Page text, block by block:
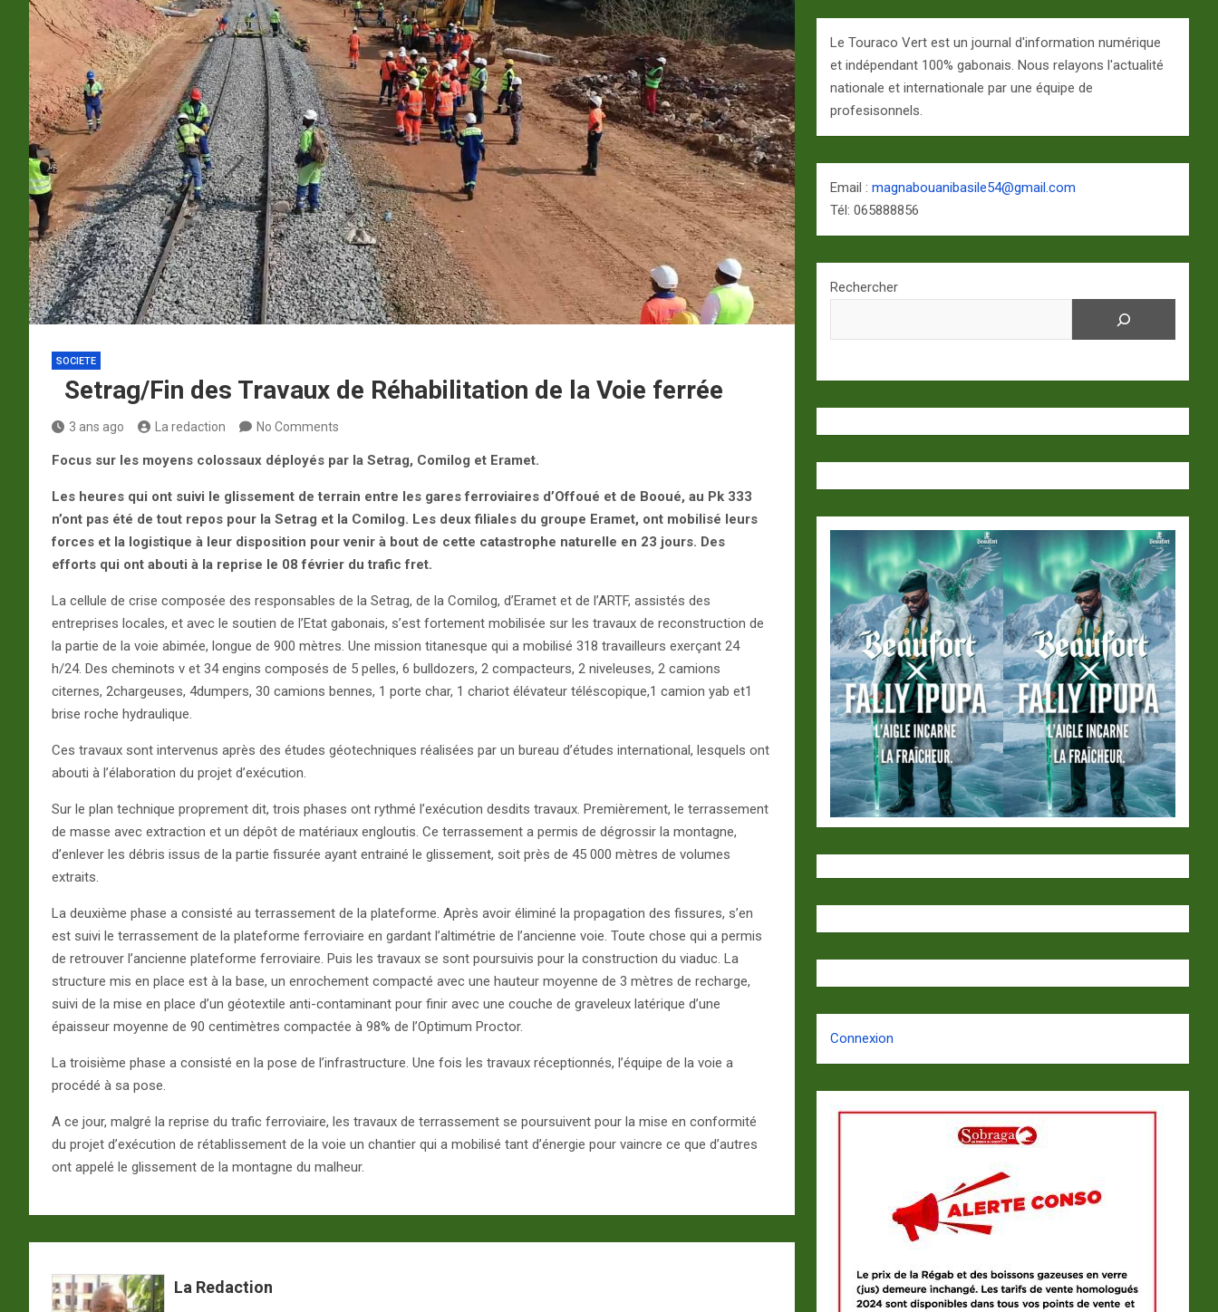
SOCIETE
Setrag/Fin des Travaux de Réhabilitation de la Voie ferrée
3 ans ago La redaction No Comments
Focus sur les moyens colossaux déployés par la Setrag, Comilog et Eramet.
Les heures qui ont suivi le glissement de terrain entre les gares ferroviaires d’Offoué et de Booué, au Pk 333
n’ont pas été de tout repos pour la Setrag et la Comilog. Les deux filiales du groupe Eramet, ont mobilisé leurs
forces et la logistique à leur disposition pour venir à bout de cette catastrophe naturelle en 23 jours. Des
efforts qui ont abouti à la reprise le 08 février du trafic fret.
La cellule de crise composée des responsables de la Setrag, de la Comilog, d’Eramet et de l’ARTF, assistés des
entreprises locales, et avec le soutien de l’Etat gabonais, s’est fortement mobilisée sur les travaux de reconstruction de
la partie de la voie abimée, longue de 900 mètres. Une mission titanesque qui a mobilisé 318 travailleurs exerçant 24
h/24. Des cheminots v et 34 engins composés de 5 pelles, 6 bulldozers, 2 compacteurs, 2 niveleuses, 2 camions
citernes, 2chargeuses, 4dumpers, 30 camions bennes, 1 porte char, 1 chariot élévateur téléscopique,1 camion yab et1
brise roche hydraulique.
Ces travaux sont intervenus après des études géotechniques réalisées par un bureau d’études international, lesquels ont
abouti à l’élaboration du projet d’exécution.
Sur le plan technique proprement dit, trois phases ont rythmé l’exécution desdits travaux. Premièrement, le terrassement
de masse avec extraction et un dépôt de matériaux engloutis. Ce terrassement a permis de dégrossir la montagne,
d’enlever les débris issus de la partie fissurée ayant entrainé le glissement, soit près de 45 000 mètres de volumes
extraits.
La deuxième phase a consisté au terrassement de la plateforme. Après avoir éliminé la propagation des fissures, s’en
est suivi le terrassement de la plateforme ferroviaire en gardant l’altimétrie de l’ancienne voie. Toute chose qui a permis
de retrouver l’ancienne plateforme ferroviaire. Puis les travaux se sont poursuivis pour la construction du viaduc. La
structure mis en place est à la base, un enrochement compacté avec une hauteur moyenne de 3 mètres de recharge,
suivi de la mise en place d’un géotextile anti-contaminant pour finir avec une couche de graveleux latérique d’une
épaisseur moyenne de 90 centimètres compactée à 98% de l’Optimum Proctor.
La troisième phase a consisté en la pose de l’infrastructure. Une fois les travaux réceptionnés, l’équipe de la voie a
procédé à sa pose.
A ce jour, malgré la reprise du trafic ferroviaire, les travaux de terrassement se poursuivent pour la mise en conformité
du projet d’exécution de rétablissement de la voie un chantier qui a mobilisé tant d’énergie pour vaincre ce que d’autres
ont appelé le glissement de la montagne du malheur.
La Redaction
Le Touraco Vert est un journal d'information numérique
et indépendant 100% gabonais. Nous relayons l'actualité
nationale et internationale par une équipe de
profesisonnels.
Email :magnabouanibasile54@gmail.com
Tél: 065888856
Rechercher
Connexion